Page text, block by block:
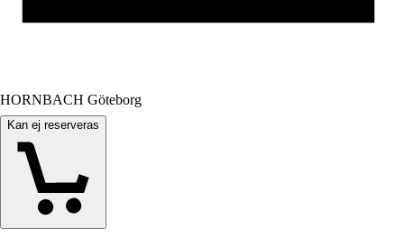
HORNBACH Göteborg
Kan ej reserveras